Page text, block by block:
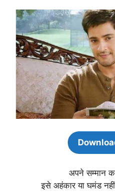
अपने सम्मान
इसे अहंकार या घमंड